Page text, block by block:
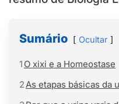
Sumário Ocultar
1 O xixi e a Homeostase
2As etapas básicas da